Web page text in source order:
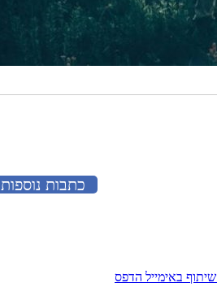
כתבות נוספות
שיתוף באימייל הדפס